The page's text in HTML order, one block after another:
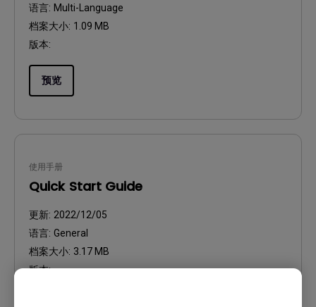
语言: Multi-Language
档案大小: 1.09 MB
版本:
预览
使用手册
Quick Start Guide
更新: 2022/12/05
语言: General
档案大小: 3.17 MB
版本: